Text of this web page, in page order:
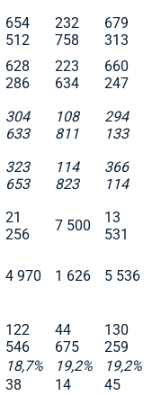
654
512
232
758
679
313
628
286
223
634
660
247
304
633
108
811
294
133
323
653
114
823
366
114
21
256
7 500
13
531
4 970 1 626 5 536
122
546
44
675
130
259
18,7% 19,2%
19,2%
38
14
45